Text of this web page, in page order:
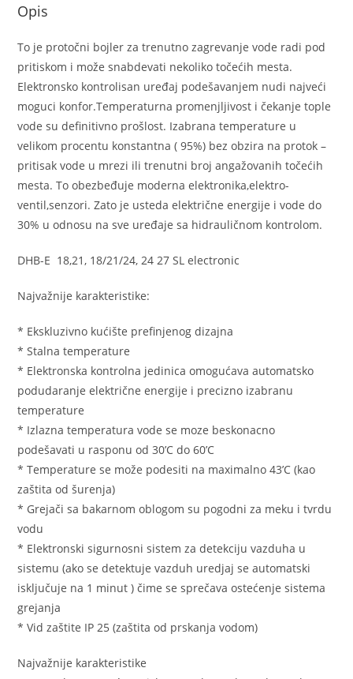
Opis
To je protočni bojler za trenutno zagrevanje vode radi pod
pritiskom i može snabdevati nekoliko točećih mesta.
Elektronsko kontrolisan uređaj podešavanjem nudi najveći
moguci konfor.Temperaturna promenjljivost i čekanje tople
vode su definitivno prošlost. Izabrana temperature u
velikom procentu konstantna ( 95%) bez obzira na protok –
pritisak vode u mrezi ili trenutni broj angažovanih točećih
mesta. To obezbeđuje moderna elektronika,elektro-
ventil,senzori. Zato je usteda električne energije i vode do
30% u odnosu na sve uređaje sa hidrauličnom kontrolom.
DHB-E 18,21, 18/21/24, 24 27 SL electronic
Najvažnije karakteristike:
* Ekskluzivno kućište prefinjenog dizajna
* Stalna temperature
* Elektronska kontrolna jedinica omogućava automatsko
podudaranje električne energije i precizno izabranu
temperature
* Izlazna temperatura vode se moze beskonacno
podešavati u rasponu od 30’C do 60’C
* Temperature se može podesiti na maximalno 43’C (kao
zaštita od šurenja)
* Grejači sa bakarnom oblogom su pogodni za meku i tvrdu
vodu
* Elektronski sigurnosni sistem za detekciju vazduha u
sistemu (ako se detektuje vazduh uredjaj se automatski
isključuje na 1 minut ) čime se sprečava ostećenje sistema
grejanja
* Vid zaštite IP 25 (zaštita od prskanja vodom)
Najvažnije karakteristike